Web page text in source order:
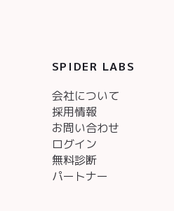
SPIDER LABS
会社について
採用情報
お問い合わせ
ログイン
無料診断
パートナー